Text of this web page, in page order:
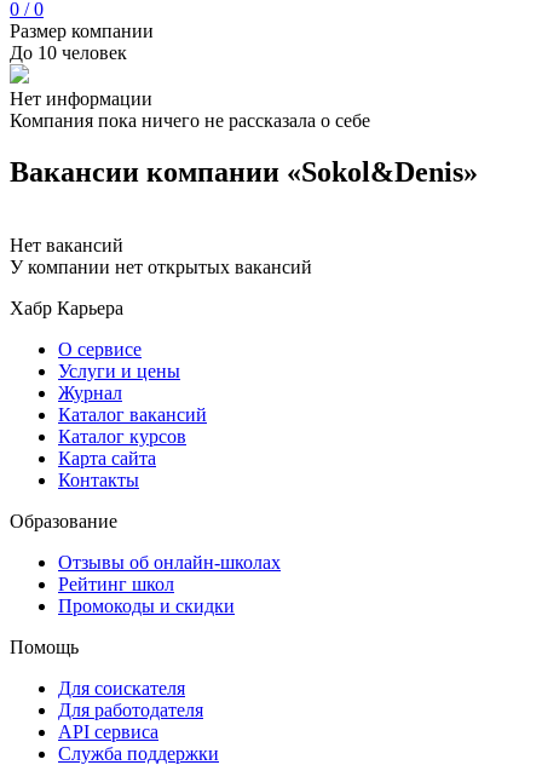
0 / 0
Размер компании
До 10 человек
Нет информации
Компания пока ничего не рассказала о себе
Вакансии компании «Sokol&Denis»
Нет вакансий
У компании нет открытых вакансий
Хабр Карьера
О сервисе
Услуги и цены
Журнал
Каталог вакансий
Каталог курсов
Карта сайта
Контакты
Образование
Отзывы об онлайн-школах
Рейтинг школ
Промокоды и скидки
Помощь
Для соискателя
Для работодателя
API сервиса
Служба поддержки